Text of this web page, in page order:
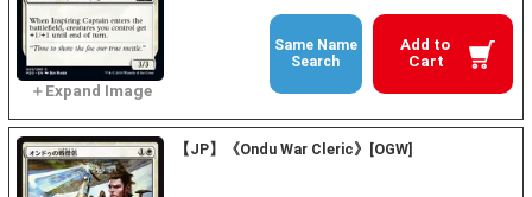
Add to
Cart
Same Name
Search
【JP】《Ondu War Cleric》[OGW]